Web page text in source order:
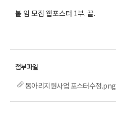
붙 임 모집 웹포스터 1부. 끝.
동아리지원사업 포스터수정.png